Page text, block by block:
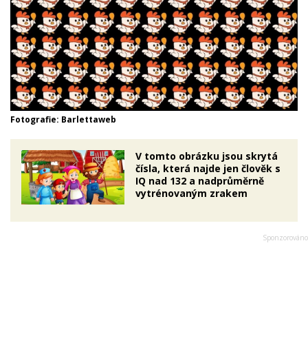
Fotografie: Barlettaweb
V tomto obrázku jsou skrytá
čísla, která najde jen člověk s
IQ nad 132 a nadprůměrně
vytrénovaným zrakem